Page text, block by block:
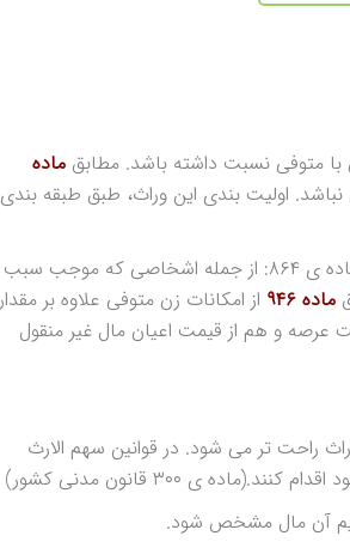
متوفی نسبت داشته باشد. مطابقماده
اولیت بندی این وراث، طبق طبقه بندی
الهام گرفته شده است. ماده ی ۸۶۴: از جمله اشخاصی که موجب سبب
ماده ۹۴۶
از امکانات زن متوفی علاوه بر مقدار
و هم از قیمت اعیان مال غیر منقول
راحت تر می شود. در قوانین سهم الارث
ی ۳۰۰ قانون مدنی کشور)
آن مال مشخص شود.